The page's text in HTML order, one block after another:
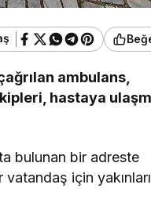
ambulans,
hastaya
bulunan bir adreste
için yakınları